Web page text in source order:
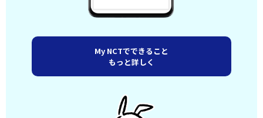
My NCTでできること
もっと詳しく